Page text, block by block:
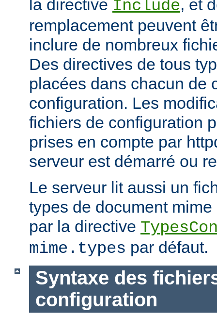
la directive Include, et
remplacement peuvent
inclure de nombreux
Des directives de tous
placées dans chacun de
configuration. Les
fichiers de configuration
prises en compte par
serveur est démarré ou
Le serveur lit aussi un
types de document
par la directive
mime.types par défaut.
Syntaxe des
configuration